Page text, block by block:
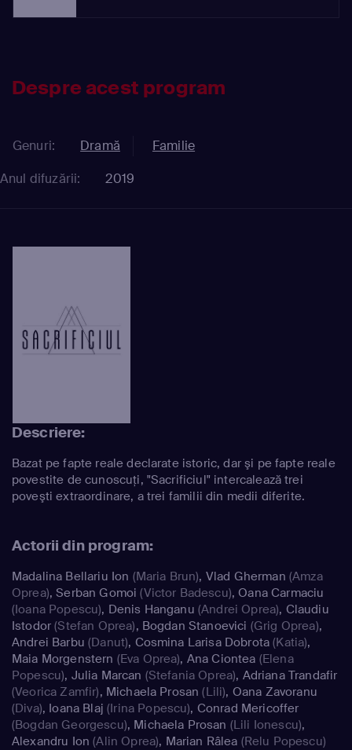
Despre acest program
Genuri: Dramă
Familie
Anul difuzării:
2019
Descriere:
Bazat pe fapte reale declarate istoric, dar şi pe fapte reale
povestite de cunoscuţi, "Sacrificiul" intercalează trei
poveşti extraordinare, a trei familii din medii diferite.
Actorii din program:
Madalina Bellariu Ion (Maria Brun), Vlad Gherman (Amza
Oprea),Serban Gomoi (Victor Badescu),Oana Carmaciu
(Ioana Popescu), Denis Hanganu (Andrei Oprea), Claudiu
Istodor (Stefan Oprea), Bogdan Stanoevici (Grig Oprea),
Andrei Barbu (Danut), Cosmina Larisa Dobrota (Katia),
Maia Morgenstern (Eva Oprea), Ana Ciontea (Elena
Popescu), Julia Marcan (Stefania Oprea), Adriana Trandafir
(Veorica Zamfir), Michaela Prosan (Lili), Oana Zavoranu
(Diva), Ioana Blaj (Irina Popescu), Conrad Mericoffer
(Bogdan Georgescu), Michaela Prosan (Lili Ionescu),
Alexandru Ion (Alin Oprea), Marian Râlea (Relu Popescu)